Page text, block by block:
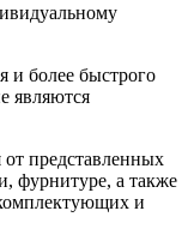
и более быстрого
являются
от представленных
фурнитуре, а также
и